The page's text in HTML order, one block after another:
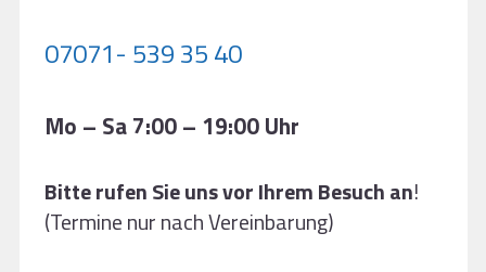
07071- 539 35 40
Mo – Sa 7:00 – 19:00 Uhr
Bitte rufen Sie uns vor Ihrem Besuch an!
(Termine nur nach Vereinbarung)